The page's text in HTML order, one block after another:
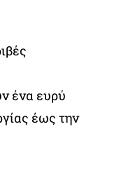
ένα ευρύ
έως την